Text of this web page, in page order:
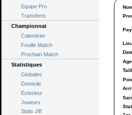
Equipe Pro
Transferts
Championnat
Calendrier
Feuille Match
Prochain Match
Statistiques
Globales
Domicile
Exterieur
Joueurs
Stats Jiff
Age